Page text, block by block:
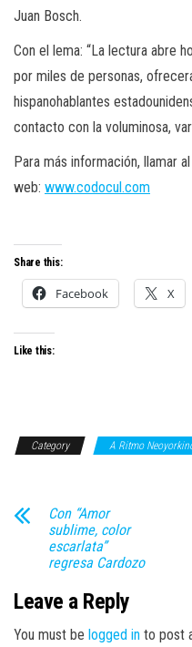
Juan Bosch.
Con el lema: “La lectura abre
por miles de personas,
hispanohablantes
contacto con la voluminosa,
Para más información, llamar al
web: www.codocul.com
Share this:
Facebook X
Like this:
Category A Ritmo
Con “Amor
sublime, color
escarlata”
regresa Cardozo
Leave a Reply
You must be logged in to post